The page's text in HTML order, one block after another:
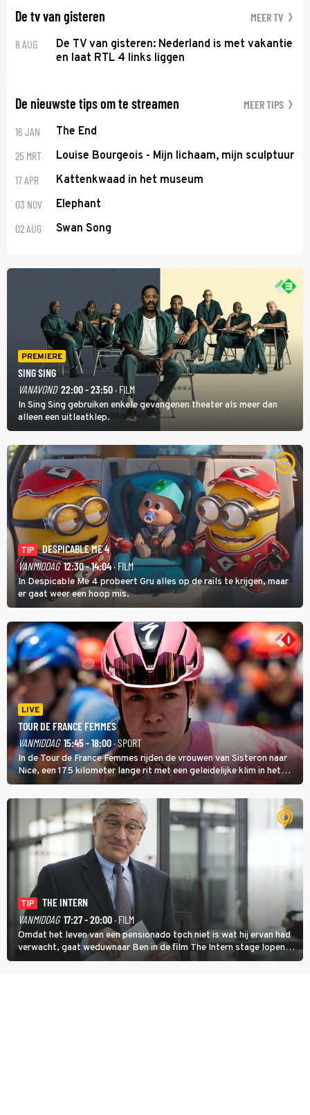
De tv van gisteren MEER TV
8 AUG
De TV van gisteren: Nederland is met vakantie
en laat RTL 4 links liggen
De nieuwste tips om te streamen MEER TIPS
16 JAN The End
25 MRT Louise Bourgeois - Mijn lichaam, mijn sculptuur
17 APR Kattenkwaad in het museum
03 NOV Elephant
02 AUG Swan Song
PREMIERE
SING SING
VANAVOND 22:00 - 23:50· FILM
In Sing Sing gebruiken enkele gevangenen theater als meer dan
alleen een uitlaatklep.
TIP
DESPICABLE ME 4
VANMIDDAG 12:30 - 14:04· FILM
In Despicable Me 4 probeert Gru alles op de rails te krijgen, maar
er gaat weer een hoop mis.
LIVE
TOUR DE FRANCE FEMMES
VANMIDDAG 15:45 - 18:00· SPORT
In de Tour de France Femmes rijden de vrouwen van Sisteron naar
Nice, een 175 kilometer lange rit met een geleidelijke klim in het
midden. Dat is mogelijk niet de zwaarste hindernis, dat is de
temperatuur. Het kan in Nice namelijk bloedheet worden.
TIP
THE INTERN
VANMIDDAG 17:27 - 20:00· FILM
Omdat het leven van een pensionado toch niet is wat hij ervan had
verwacht, gaat weduwnaar Ben in de film The Intern stage lopen
bij de hippe webwinkel van Jules, wat een gouden zet blijkt te zijn.